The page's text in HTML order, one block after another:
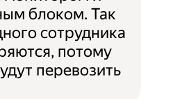
блоком. Так
сотрудника
потому
перевозить